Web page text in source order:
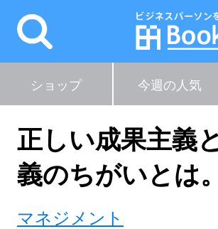
ショップ 今週の人気
正しい成果主義
義のちがいとは。
マネジメント